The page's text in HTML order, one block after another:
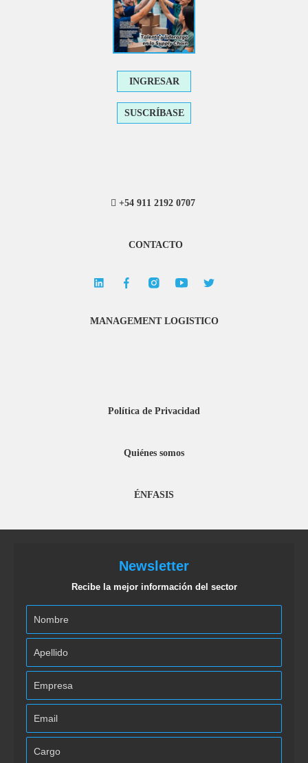
INGRESAR
SUSCRÍBASE
+54 911 2192 0707
CONTACTO
MANAGEMENT LOGISTICO
Política de Privacidad
Quiénes somos
ÉNFASIS
Newsletter
Recibe la mejor información del sector